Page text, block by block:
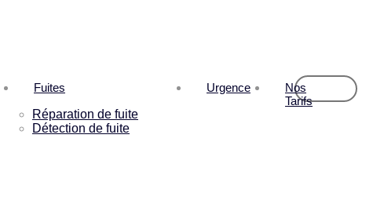
Fuites
Réparation de fuite
Détection de fuite
Urgence
Nos
Tarifs